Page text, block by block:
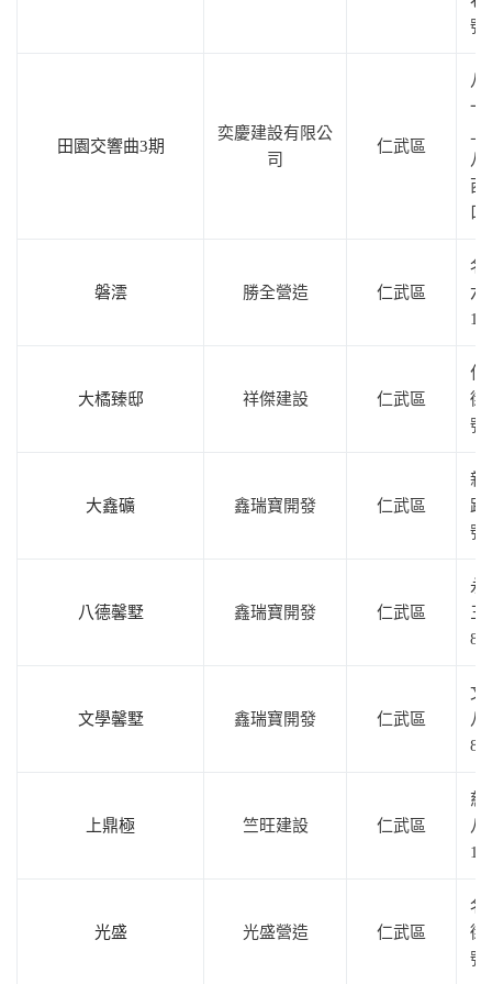
號
田園交響曲3期
奕慶建設有限公
司
仁武區
八
一
八
西
口
磐澐 勝全營造 仁武區
名
六
大橘臻邸 祥傑建設 仁武區
仁
街
號
大鑫礦 鑫瑞寶開發 仁武區
新
路
號
八德馨墅 鑫瑞寶開發 仁武區
永
三
88
文學馨墅 鑫瑞寶開發 仁武區
文
八
81
上鼎極 竺旺建設 仁武區
慈
八
光盛 光盛營造 仁武區
名
街
號